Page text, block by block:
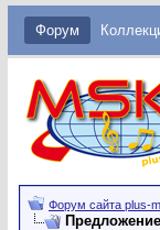
Форум
Форум сайта plus-